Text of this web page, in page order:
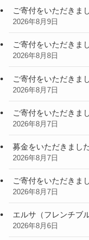
ご寄付をいただきま
2026年8月9日
ご寄付をいただきま
2026年8月8日
ご寄付をいただきま
2026年8月7日
ご寄付をいただきま
2026年8月7日
募金をいただきまし
2026年8月7日
ご寄付をいただきま
2026年8月7日
エルサ（フレンチ
2026年8月6日